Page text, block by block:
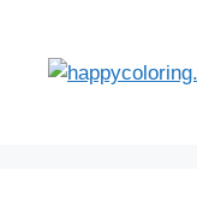
springen